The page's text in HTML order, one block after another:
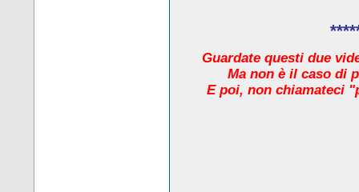
Guardate questi due
Ma non è il caso di
E poi, non chiamateci